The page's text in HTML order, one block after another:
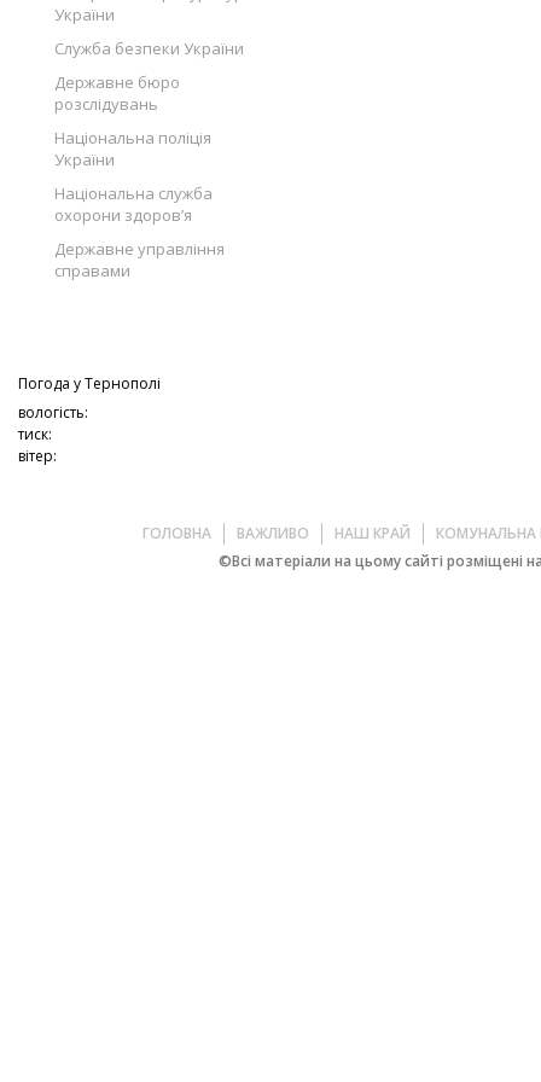
України
Служба безпеки України
Державне бюро
розслідувань
Національна поліція
України
Національна служба
охорони здоров’я
Державне управління
справами
Погода уТернополі
вологість:
тиск:
вітер:
ГОЛОВНА ВАЖЛИВО НАШ КРАЙ
КОМУНАЛЬНА
©Всі матеріали на цьому сайті розміщені